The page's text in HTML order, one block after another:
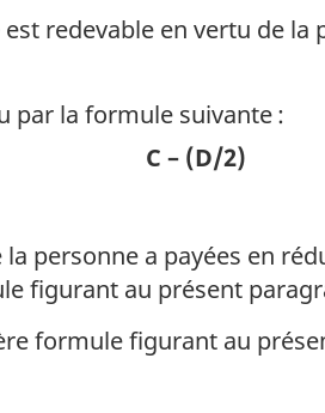
redevable en vertu de
par la formule suivante :
C – (D/2)
personne a payées en
figurant au présent
formule figurant au